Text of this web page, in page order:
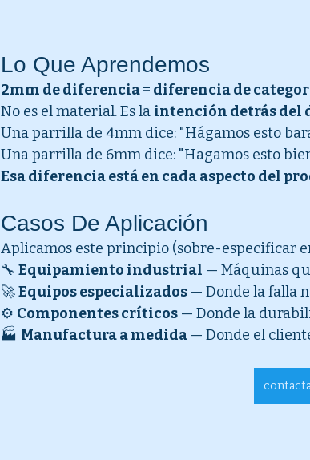
Lo Que Aprendemos
2mm de diferencia = diferencia de
No es el material. Es la intención detrás del
Una parrilla de 4mm dice: "Hágamos esto
Una parrilla de 6mm dice: "Hagamos esto
Esa diferencia está en cada aspecto del
Casos De Aplicación
Aplicamos este principio (sobre-especificar
🔧 Equipamiento industrial — Máquinas
🚀 Equipos especializados — Donde la falla
⚙️ Componentes críticos — Donde la
🏭 Manufactura a medida — Donde el